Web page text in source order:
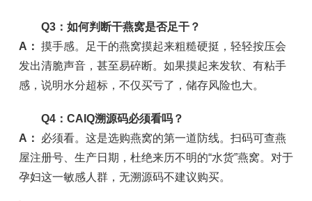
Q3：如何判断干燕窝是否足干？
A： 摸手感。足干的燕窝摸起来粗糙硬挺，轻轻按压会
发出清脆声音，甚至易碎断。如果摸起来发软、有粘手
感，说明水分超标，不仅买亏了，储存风险也大。
Q4：CAIQ溯源码必须看吗？
A：
必须看。这是选购燕窝的第一道防线。扫码可查燕
屋注册号、生产日期，杜绝来历不明的“水货”燕窝。对于
孕妇这一敏感人群，无溯源码不建议购买。